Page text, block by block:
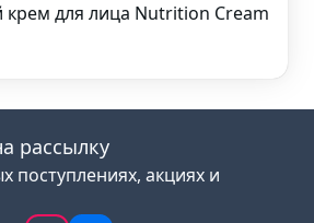
крем для лица Nutrition Cream
рассылку
поступлениях, акциях и